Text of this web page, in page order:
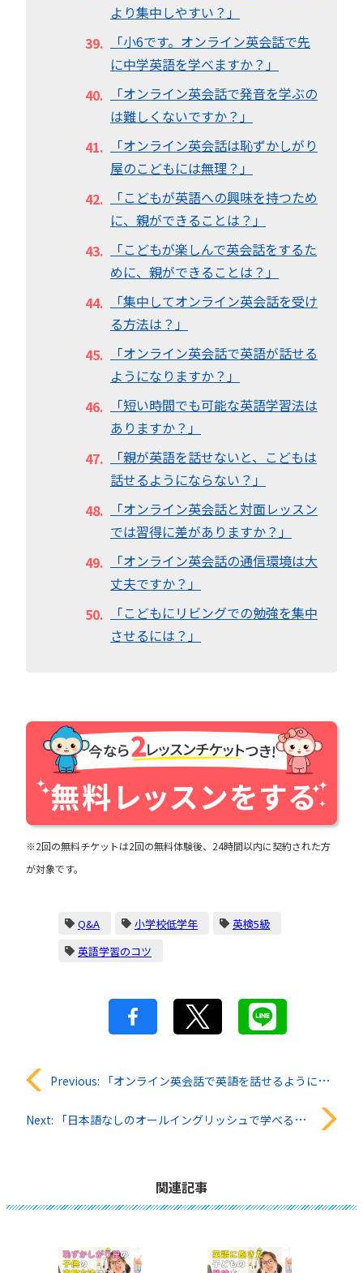
より集中しやすい？」
「小6です。オンライン英会話で先
に中学英語を学べますか？」
「オンライン英会話で発音を学ぶの
は難しくないですか？」
「オンライン英会話は恥ずかしがり
屋のこどもには無理？」
「こどもが英語への興味を持つため
に、親ができることは？」
「こどもが楽しんで英会話をするた
めに、親ができることは？」
「集中してオンライン英会話を受け
る方法は？」
「オンライン英会話で英語が話せる
ようになりますか？」
「短い時間でも可能な英語学習法は
ありますか？」
「親が英語を話せないと、こどもは
話せるようにならない？」
「オンライン英会話と対面レッスン
では習得に差がありますか？」
「オンライン英会話の通信環境は大
丈夫ですか？」
「こどもにリビングでの勉強を集中
させるには？」
※2回の無料チケットは2回の無料体験後、24時間以内に契約された方
が対象です。
Q&A 小学校低学年
英検5級
英語学習のコツ
投
稿
Previous: 「オンライン英会話で英語を話せるようになりますか？」QQキッズ知恵袋#27
Next: 「日本語なしのオールイングリッシュで学べるの？」QQキッズ知恵袋#29
関連記事